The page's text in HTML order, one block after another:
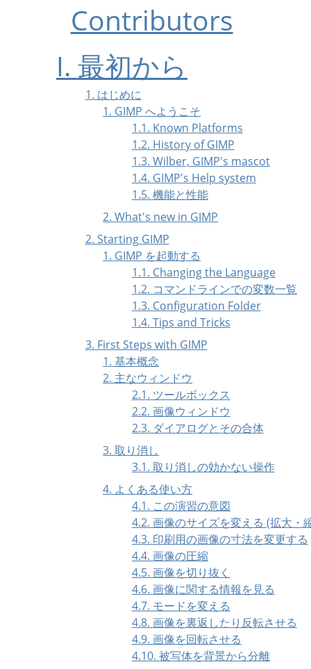
Contributors
I. 最初から
1. はじめに
1. GIMP へようこそ
1.1. Known Platforms
1.2. History of GIMP
1.3. Wilber, GIMP's mascot
1.4. GIMP's Help system
1.5. 機能と性能
2. What's new in GIMP
2. Starting GIMP
1. GIMP を起動する
1.1. Changing the Language
1.2. コマンドラインでの変数一覧
1.3. Configuration Folder
1.4. Tips and Tricks
3. First Steps with GIMP
1. 基本概念
2. 主なウィンドウ
2.1. ツールボックス
2.2. 画像ウィンドウ
2.3. ダイアログとその合体
3. 取り消し
3.1. 取り消しの効かない操作
4. よくある使い方
4.1. この演習の意図
4.2. 画像のサイズを変える (拡大・
4.3. 印刷用の画像の寸法を変更する
4.4. 画像の圧縮
4.5. 画像を切り抜く
4.6. 画像に関する情報を見る
4.7. モードを変える
4.8. 画像を裏返したり反転させる
4.9. 画像を回転させる
4.10. 被写体を背景から分離